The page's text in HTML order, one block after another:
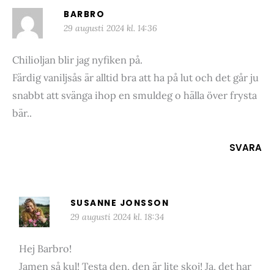
BARBRO
29 augusti 2024 kl. 14:36
Chilioljan blir jag nyfiken på.
Färdig vaniljsås är alltid bra att ha på lut och det går ju
snabbt att svänga ihop en smuldeg o hälla över frysta
bär..
SVARA
SUSANNE JONSSON
29 augusti 2024 kl. 18:34
Hej Barbro!
Jamen så kul! Testa den, den är lite skoj! Ja, det har